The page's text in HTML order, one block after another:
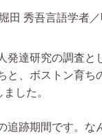
田 秀吾言語学者／
発達研究の調査と
と、ボストン育
した。
追跡期間です。